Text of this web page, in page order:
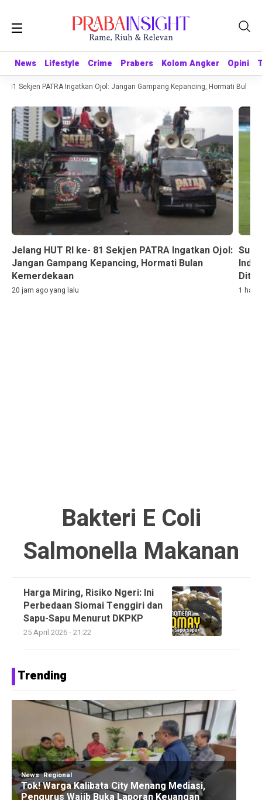
News Lifestyle Crime Prabers Kolom Angker Opini
News Lifestyle Crime Prabers Kolom Angker Opini
Sekjen PATRA Ingatkan Ojol: Jangan Gampang Kepancing, Hormati Bulan
Jelang HUT RI ke- 81 Sekjen PATRA Ingatkan Ojol:
Jangan Gampang Kepancing, Hormati Bulan
Kemerdekaan
20 jam ago yang lalu 1 hari
Bakteri E Coli
Salmonella Makanan
Harga Miring, Risiko Ngeri: Ini
Perbedaan Siomai Tenggiri dan
Sapu-Sapu Menurut DKPKP
25 April 2026 - 21:22
Trending